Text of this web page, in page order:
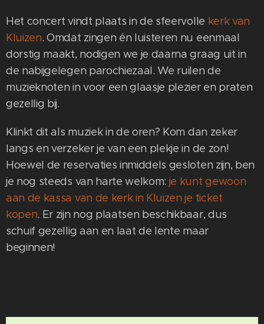
Het concert vindt plaats in de sfeervolle kerk van
Kluizen. Omdat zingen én luisteren nu eenmaal
dorstig maakt, nodigen we je daarna graag uit in
de nabijgelegen parochiezaal. We ruilen de
muzieknoten in voor een glaasje plezier en praten
gezellig bij.
Klinkt dit als muziek in de oren? Kom dan zeker
langs en verzeker je van een plekje in de zon!
Hoewel de reservaties inmiddels gesloten zijn, ben
je nog steeds van harte welkom: je kunt gewoon
aan de kassa van de kerk in Kluizen je ticket
kopen. Er zijn nog plaatsen beschikbaar, dus
schuif gezellig aan en laat de lente maar
beginnen!